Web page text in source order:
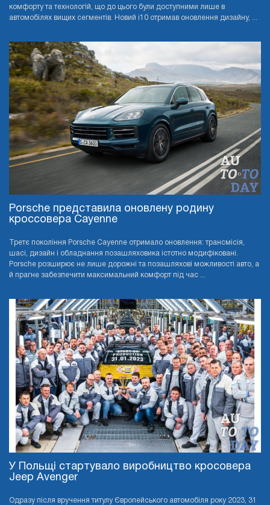
комфорту та технологій, що до цього були доступними лише в
автомобілях вищих сегментів. Новий i10 отримав оновлення дизайну, ...
Porsche представила оновлену родину
кроссовера Cayenne
Третє покоління Porsche Cayenne отримало оновлення: трансмісія,
шасі, дизайн і обладнання позашляховика істотно модифіковані.
Porsche розширює не лише дорожні та позашляхові можливості авто, а
й прагне забезпечити максимальний комфорт під час ...
У Польщі стартувало виробництво кросовера
Jeep Avenger
Одразу після вручення титулу Європейського автомобіля року 2023, 31